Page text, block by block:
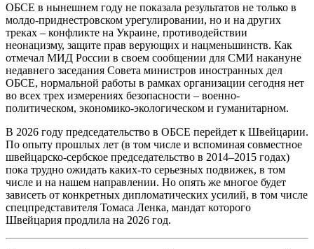
ОБСЕ в нынешнем году не показала результатов не только в
молдо-приднестровском урегулировании, но и на других
треках – конфликте на Украине, противодействии
неонацизму, защите прав верующих и нацменьшинств. Как
отмечал МИД России в своем сообщении для СМИ накануне
недавнего заседания Совета министров иностранных дел
ОБСЕ, нормальной работы в рамках организации сегодня нет
во всех трех измерениях безопасности – военно-
политическом, экономико-экологическом и гуманитарном.
В 2026 году председательство в ОБСЕ перейдет к Швейцарии.
По опыту прошлых лет (в том числе и вспоминая совместное
швейцарско-сербское председательство в 2014–2015 годах)
пока трудно ожидать каких-то серьезных подвижек, в том
числе и на нашем направлении. Но опять же многое будет
зависеть от конкретных дипломатических усилий, в том числе
спецпредставителя Томаса Ленка, мандат которого
Швейцария продлила на 2026 год.